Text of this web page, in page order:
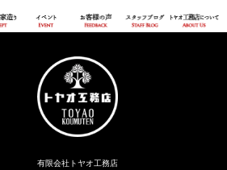
有限会社トヤオ工務店